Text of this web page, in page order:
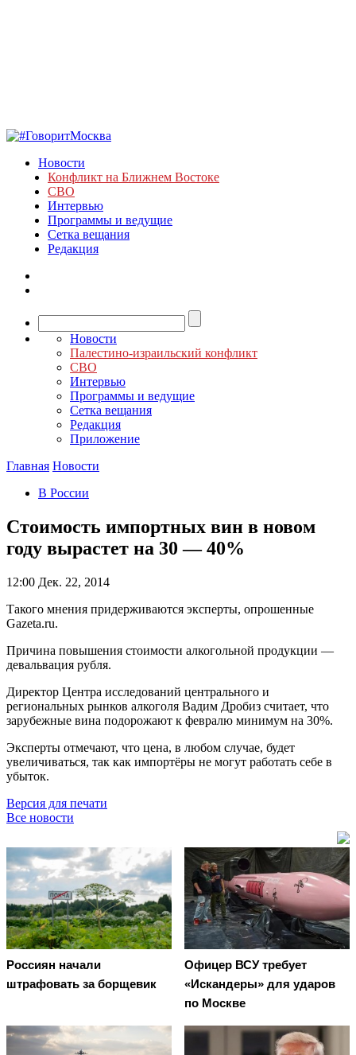
Новости
Конфликт на Ближнем Востоке
СВО
Интервью
Программы и ведущие
Сетка вещания
Редакция
Новости
Палестино-израильский конфликт
СВО
Интервью
Программы и ведущие
Сетка вещания
Редакция
Приложение
Главная Новости
В России
Стоимость импортных вин в новом
году вырастет на 30 — 40%
12:00 Дек. 22, 2014
Такого мнения придерживаются эксперты, опрошенные
Gazeta.ru.
Причина повышения стоимости алкогольной продукции —
девальвация рубля.
Директор Центра исследований центрального и
региональных рынков алкоголя Вадим Дробиз считает, что
зарубежные вина подорожают к февралю минимум на 30%.
Эксперты отмечают, что цена, в любом случае, будет
увеличиваться, так как импортёры не могут работать себе в
убыток.
Версия для печати
Все новости
Россиян начали
штрафовать за борщевик
Офицер ВСУ требует
«Искандеры» для ударов
по Москве